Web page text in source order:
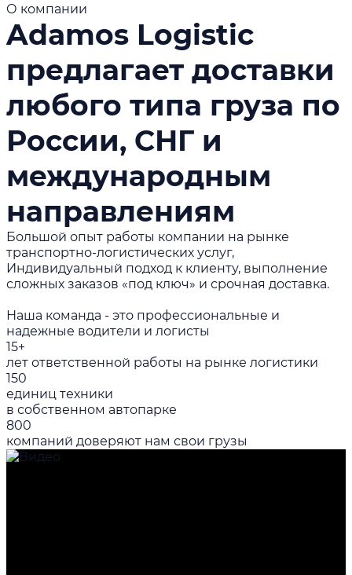
О компании
Adamos Logistic
предлагает доставки
любого типа груза по
России, СНГ и
международным
направлениям
Большой опыт работы компании на рынке
транспортно-логистических услуг,
Индивидуальный подход к клиенту, выполнение
сложных заказов «под ключ» и срочная доставка.
Наша команда - это профессиональные и
надежные водители и логисты
15+
лет ответственной работы на рынке логистики
150
единиц техники
в собственном автопарке
800
компаний доверяют нам свои грузы